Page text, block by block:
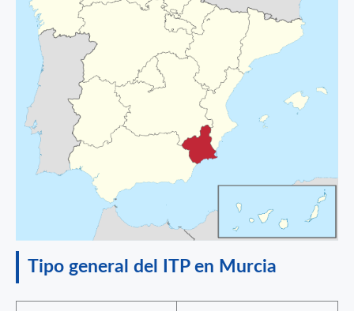
Tipo general del ITP en Murcia